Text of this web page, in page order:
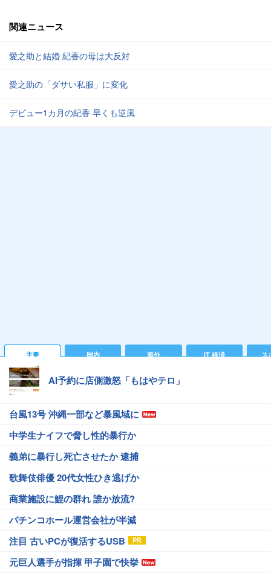
関連ニュース
愛之助と結婚 紀香の母は大反対
愛之助の「ダサい私服」に変化
デビュー1カ月の紀香 早くも逆風
主要 国内 海外 IT 経済 ス
AI予約に店側激怒「もはやテロ」
台風13号 沖縄一部など暴風域に
中学生ナイフで脅し性的暴行か
義弟に暴行し死亡させたか 逮捕
歌舞伎俳優 20代女性ひき逃げか
商業施設に鯉の群れ 誰か放流?
パチンコホール運営会社が半減
注目 古いPCが復活するUSB
元巨人選手が指揮 甲子園で快挙